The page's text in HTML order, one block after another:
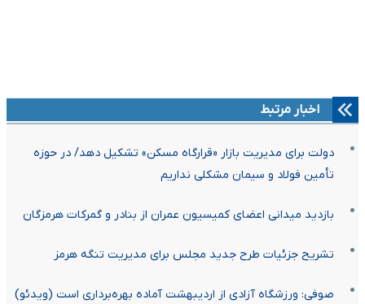
اخبار مرتبط
دولت برای مدیریت بازار «قرارگاه مسکن» تشکیل دهد/ در حوزه
تأمین فولاد و سیمان مشکلی نداریم
بازدید میدانی اعضای کمیسیون عمران از بنادر و گمرکات هرمزگان
تشریح جزئیات طرح جدید مجلس برای مدیریت تنگه هرمز
صوفی: ورزشگاه آزادی از اردیبهشت آماده بهره‌برداری است (ویدئو)